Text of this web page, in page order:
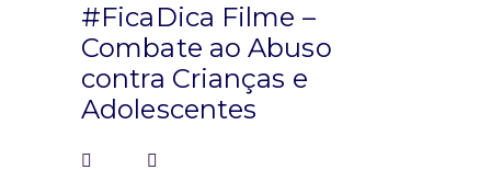
#FicaDica Filme –
Combate ao Abuso
contra Crianças e
Adolescentes